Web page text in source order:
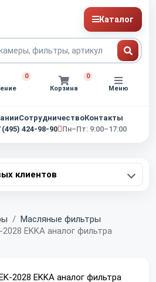
Каталог
0
Корзина
0
Меню
СотрудничествоКонтакты
(495) 424-98-90 Пн–Пт: 9:00–17:00
клиентов
Масляные фильтры
EKKA аналог фильтра